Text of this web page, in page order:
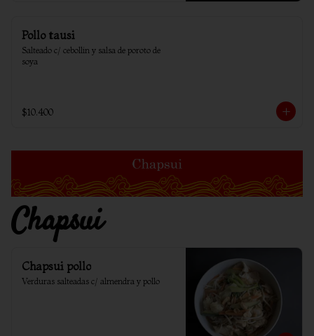
Pollo tausi
Salteado c/ cebollin y salsa de poroto de
soya
$10.400
Chapsui
Chapsui pollo
Verduras salteadas c/ almendra y pollo